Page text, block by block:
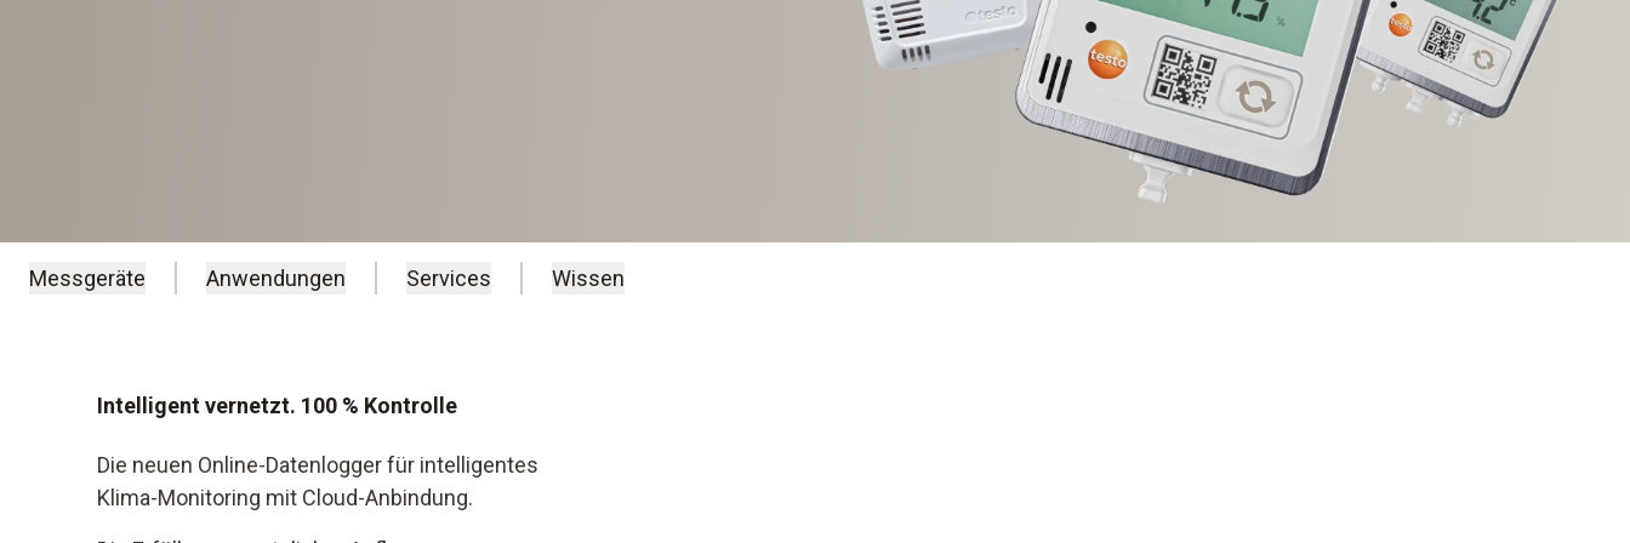
Messgeräte Anwendungen Services Wissen
Intelligent v ernetzt. 100 % Kontrolle
Die neuen Online-Daten logger für intelligentes
Klima-Monitoring mit Cloud-Anbindung.